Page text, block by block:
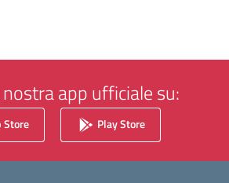
nostra app ufficiale su:
Store Play Store